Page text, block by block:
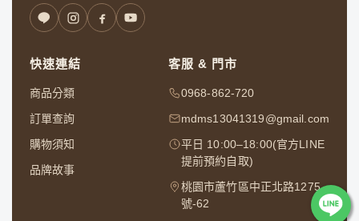
快速連結
商品分類
訂單查詢
購物須知
品牌故事
客服 & 門市
0968-862-720
mdms13041319@gmail.com
平日 10:00–18:00(官方LINE
提前預約自取)
桃園市蘆竹區中正北路1275
號-62